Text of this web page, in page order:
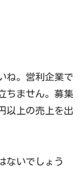
ね。営利企業で
ちません。募集
以上の売上を出
ないでしょう